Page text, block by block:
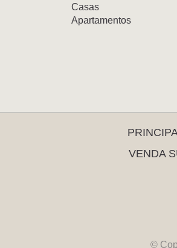
Casas
Apartamentos
VENDA
©